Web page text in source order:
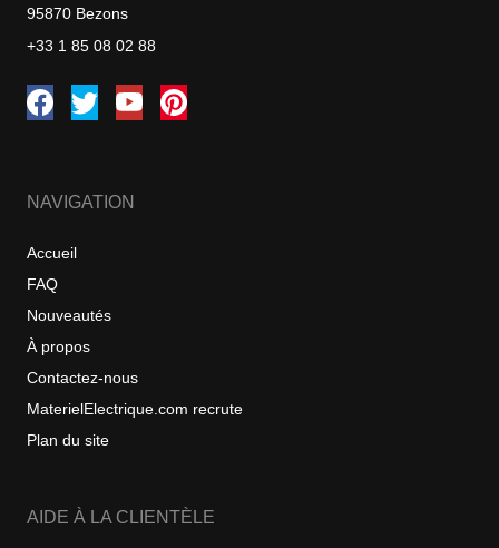
95870 Bezons
+33 1 85 08 02 88
NAVIGATION
Accueil
FAQ
Nouveautés
À propos
Contactez-nous
MaterielElectrique.com recrute
Plan du site
AIDE À LA CLIENTÈLE